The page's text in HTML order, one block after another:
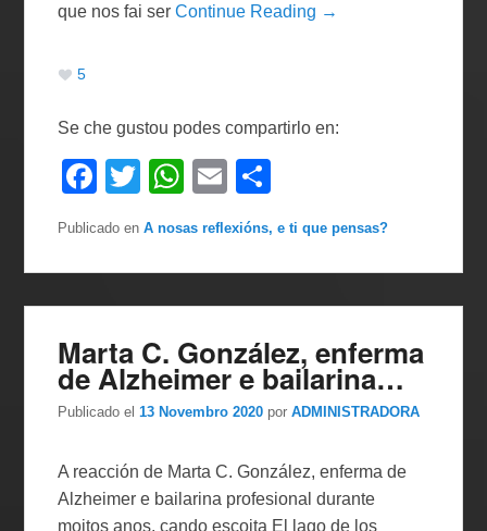
que nos fai serContinue Reading →
5
Se che gustou podes compartirlo en:
F
c
e
b
o
o
k
T
tt
er
W
at
s
A
p
p
E
m
ail m
p
ar
tir
Publicado en A nosas reflexións, e ti que pensas?
Marta C. González, enferma
de Alzheimer e bailarina…
Publicado el13 Novembro 2020 porADMINISTRADORA
A reacción de Marta C. González, enferma de
Alzheimer e bailarina profesional durante
moitos anos, cando escoita El lago de los